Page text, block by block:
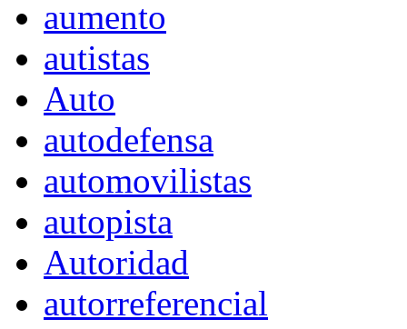
aumento
autistas
Auto
autodefensa
automovilistas
autopista
Autoridad
autorreferencial